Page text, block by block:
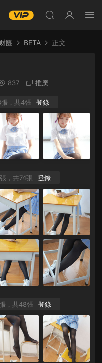
團 BETA 正文
837 推廣
，共4張 登錄
，共74張 登錄
，共48張 登錄